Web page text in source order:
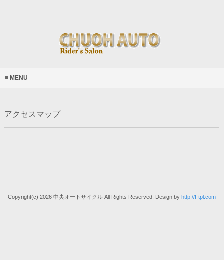
MENU
アクセスマップ
Copyright(c) 2026 中央オートサイクル All Rights Reserved. Design by http://f-tpl.com